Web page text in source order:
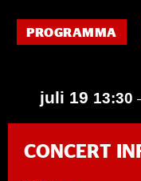
PROGRAMMA
juli 19 13:30
CONCERT